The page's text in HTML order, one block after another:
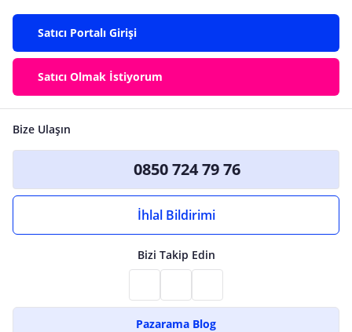
Satıcı Portalı Girişi
Satıcı Olmak İstiyorum
Bize Ulaşın
0850 724 79 76
İhlal Bildirimi
Bizi Takip Edin
Pazarama Blog